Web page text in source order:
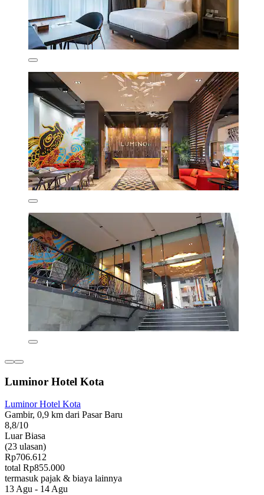
Luminor Hotel Kota
Luminor Hotel Kota
Gambir, 0,9 km dari Pasar Baru
8,8/10
Luar Biasa
(23 ulasan)
Rp706.612
total Rp855.000
termasuk pajak & biaya lainnya
13 Agu - 14 Agu